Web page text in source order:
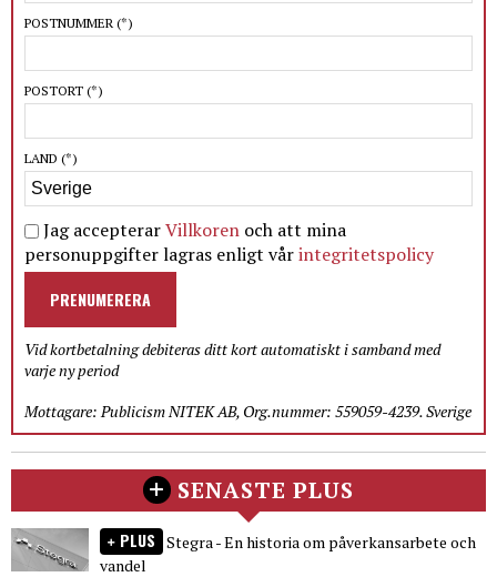
POSTNUMMER (*)
POSTORT (*)
LAND (*)
Jag accepterarVillkoren och att mina
personuppgifter lagras enligt vårintegritetspolicy
PRENUMERERA
Vid kortbetalning debiteras ditt kort automatiskt i samband med
varje ny period
Mottagare: Publicism NITEK AB, Org.nummer: 559059-4239. Sverige
SENASTE PLUS
PLUS Stegra - En historia om påverkansarbete och
vandel